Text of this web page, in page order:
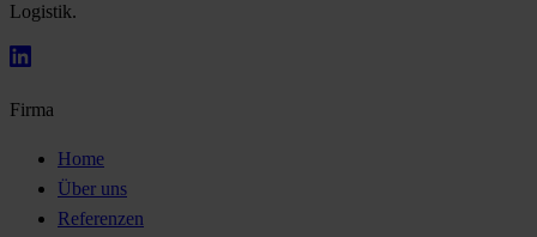
Logistik.
Firma
Home
Über uns
Referenzen